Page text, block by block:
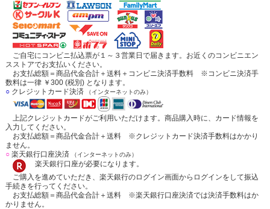
ご自宅にコンビニ払込票が１～３営業日で届きます。お近くのコンビニエン
スストアでお支払いください。
お支払総額＝商品代金合計＋送料＋コンビニ決済手数料 ※コンビニ決済手
数料は一律 ￥300 (税別) となります。
○クレジットカード決済 （インターネットのみ）
上記クレジットカードがご利用いただけます。商品購入時に、カード情報を
入力してください。
お支払総額＝商品代金合計＋送料 ※クレジットカード決済手数料はかかり
ません。
○楽天銀行口座決済 （インターネットのみ）
楽天銀行口座が必要になります。
ご購入を進めていただき、楽天銀行のログイン画面からログインをして振込
手続きを行ってください。
お支払総額＝商品代金合計＋送料 ※楽天銀行口座決済では決済手数料はか
かりません。